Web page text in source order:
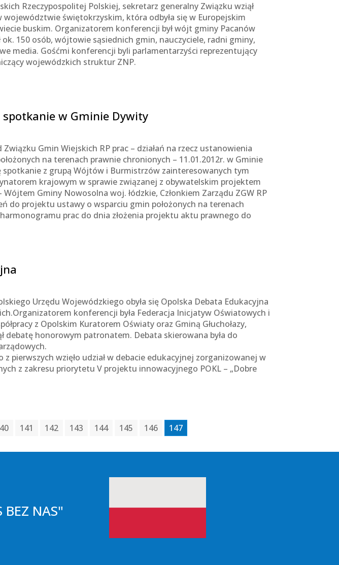
Rzeczypospolitej Polskiej, sekretarz generalny Związku wziął
świętokrzyskim, która odbyła się w Europejskim
buskim. Organizatorem konferencji był wójt gminy Pacanów
ok. 150 osób, wójtowie sąsiednich gmin, nauczyciele, radni gminy,
media. Gośćmi konferencji byli parlamentarzyści reprezentujący
wojewódzkich struktur ZNP.
spotkanie w Gminie Dywity
Gmin Wiejskich RP prac – działań na rzecz ustanowienia
na terenach prawnie chronionych – 11.01.2012r. w Gminie
spotkanie z grupą Wójtów i Burmistrzów zainteresowanych tym
krajowym w sprawie związanej z obywatelskim projektem
Gminy Nowosolna woj. łódzkie, Członkiem Zarządu ZGW RP
do projektu ustawy o wsparciu gmin położonych na terenach
prac do dnia złożenia projektu aktu prawnego do
Urzędu Wojewódzkiego obyła się Opolska Debata Edukacyjna
konferencji była Federacja Inicjatyw Oświatowych i
z Opolskim Kuratorem Oświaty oraz Gminą Głuchołazy,
debatę honorowym patronatem. Debata skierowana była do
pierwszych wzięło udział w debacie edukacyjnej zorganizowanej w
z zakresu priorytetu V projektu innowacyjnego POKL – „Dobre
141 142 143 144 145 146 147
NAS"